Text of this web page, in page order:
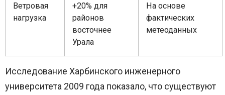
Ветровая
нагрузка
+20% для
районов
восточнее
Урала
На основе
фактических
метеоданных
Исследование Харбинского инженерного
университета 2009 года показало, что существуют